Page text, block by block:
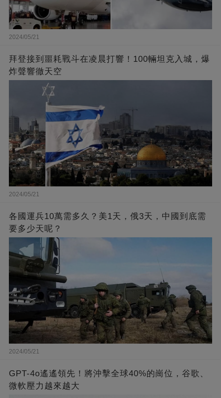
2024/05/21
拜登接到噩耗戰斗在凌晨打響！100輛坦克入城，爆
炸聲響徹天空
2024/05/21
各國運兵10萬需多久？美1天，俄3天，中國到底需
要多少天呢？
2024/05/21
GPT-4o遙遙領先！將沖擊全球40%的崗位，谷歌、
微軟壓力越來越大